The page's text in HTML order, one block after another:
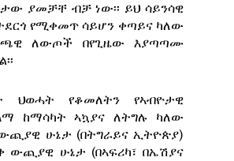
ያመቻቸ ብቻ ነው፡፡ ይህ ሳይንሳዊ
የሚቀመጥ ሳይሆን ቀጣይና ካለው
ለውጦች በየጊዜው እያጣጣሙ
ህወሓት የቆመለትን የኣብዮታዊ
ከማሳካት ኣኳያና ለትግሉ ካለው
ሁኔታ (በትግራይና ኢትዮጵያ)
ውጪያዊ ሁኔታ (በኣፍሪካ፣ በኤሽያና